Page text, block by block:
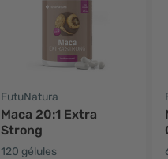
FutuNatura
Maca 20:1 Extra
Strong
120 gélules